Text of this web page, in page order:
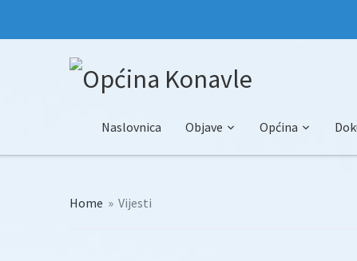
Naslovnica Objave Općina
Home » Vijesti